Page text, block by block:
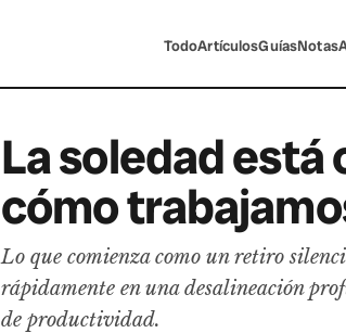
TodoArtículosGuíasNotas
La soledad está
cómo
Lo que comienza como un retiro
rápidamente en una desalineación
de productividad.